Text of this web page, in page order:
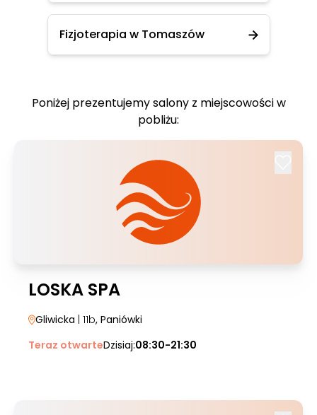
Fizjoterapia w Tomaszów
Poniżej prezentujemy salony z miejscowości w
pobliżu:
LOSKA SPA
Gliwicka | 11b, Paniówki
Teraz otwarteDzisiaj:08:30-21:30